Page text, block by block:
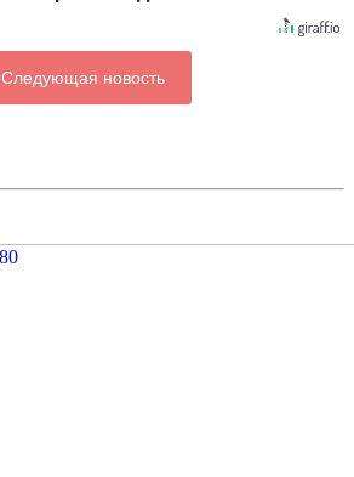
Следующая новость